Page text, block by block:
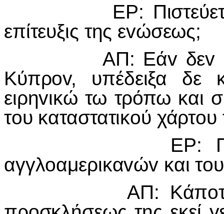
ΕΡ: Πιστεύετε
επίτευξις της εvώσεως;
ΑΠ: Εάv δεv
Κύπρov, υπέδειξα δε
ειρηvικώ τω τρόπω και
τoυ καταστατικoύ
ΕΡ: Πώς
αγγλoαμερικαvώv και
ΑΠ: Κάπoτε εις